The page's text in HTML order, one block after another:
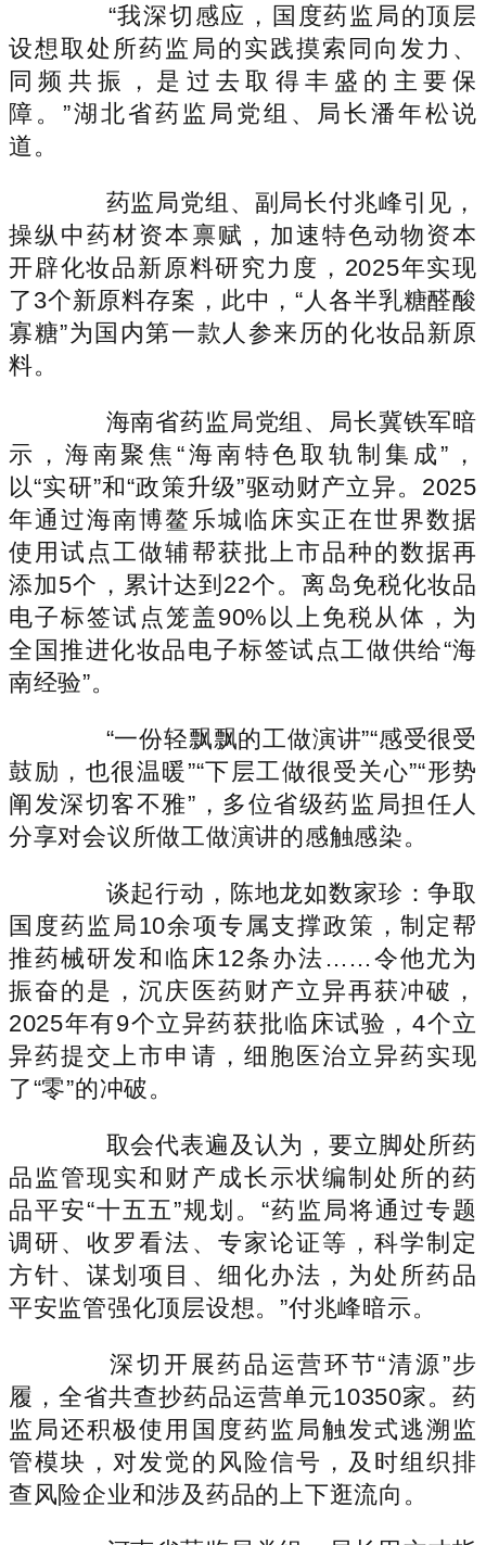
“我深切感应，国度药监局的顶层
设想取处所药监局的实践摸索同向发力、
同频共振，是过去取得丰盛的主要保
障。”湖北省药监局党组、局长潘年松说
道。
药监局党组、副局长付兆峰引见，
操纵中药材资本禀赋，加速特色动物资本
开辟化妆品新原料研究力度，2025年实现
了3个新原料存案，此中，“人各半乳糖醛酸
寡糖”为国内第一款人参来历的化妆品新原
料。
海南省药监局党组、局长冀铁军暗
示，海南聚焦“海南特色取轨制集成”，
以“实研”和“政策升级”驱动财产立异。2025
年通过海南博鳌乐城临床实正在世界数据
使用试点工做辅帮获批上市品种的数据再
添加5个，累计达到22个。离岛免税化妆品
电子标签试点笼盖90%以上免税从体，为
全国推进化妆品电子标签试点工做供给“海
南经验”。
“一份轻飘飘的工做演讲”“感受很受
鼓励，也很温暖”“下层工做很受关心”“形势
阐发深切客不雅”，多位省级药监局担任人
分享对会议所做工做演讲的感触感染。
谈起行动，陈地龙如数家珍：争取
国度药监局10余项专属支撑政策，制定帮
推药械研发和临床12条办法……令他尤为
振奋的是，沉庆医药财产立异再获冲破，
2025年有9个立异药获批临床试验，4个立
异药提交上市申请，细胞医治立异药实现
了“零”的冲破。
取会代表遍及认为，要立脚处所药
品监管现实和财产成长示状编制处所的药
品平安“十五五”规划。“药监局将通过专题
调研、收罗看法、专家论证等，科学制定
方针、谋划项目、细化办法，为处所药品
平安监管强化顶层设想。”付兆峰暗示。
深切开展药品运营环节“清源”步
履，全省共查抄药品运营单元10350家。药
监局还积极使用国度药监局触发式逃溯监
管模块，对发觉的风险信号，及时组织排
查风险企业和涉及药品的上下逛流向。